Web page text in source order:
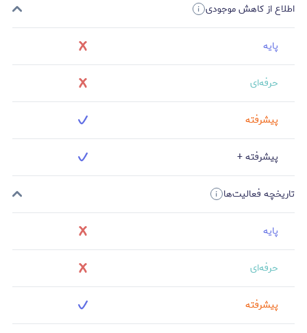
اطلاع از کاهش موجودی
پایه
حرفه‌ای
پیشرفته
پیشرفته +
تاریخچه فعالیت‌ها
پایه
حرفه‌ای
پیشرفته